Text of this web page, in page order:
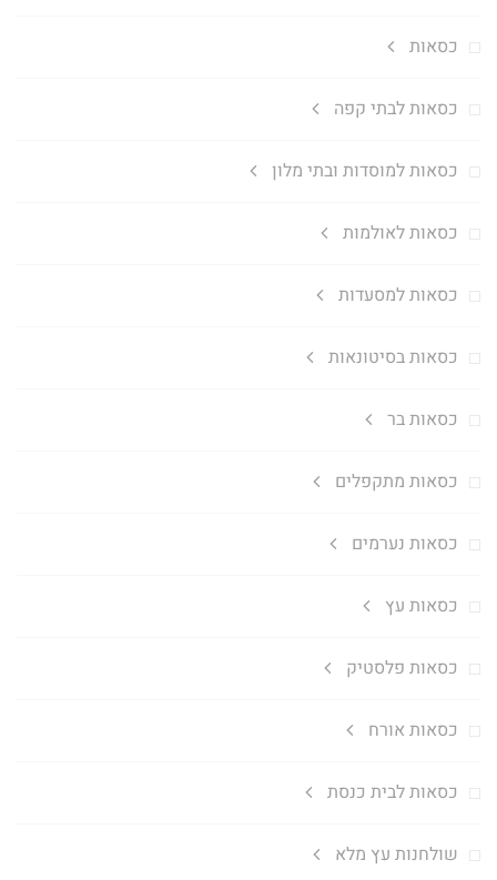
כסאות
כסאות לבתי קפה
כסאות למוסדות ובתי מלון
כסאות לאולמות
כסאות למסעדות
כסאות בסיטונאות
כסאות בר
כסאות מתקפלים
כסאות נערמים
כסאות עץ
כסאות פלסטיק
כסאות אורח
כסאות לבית כנסת
שולחנות עץ מלא